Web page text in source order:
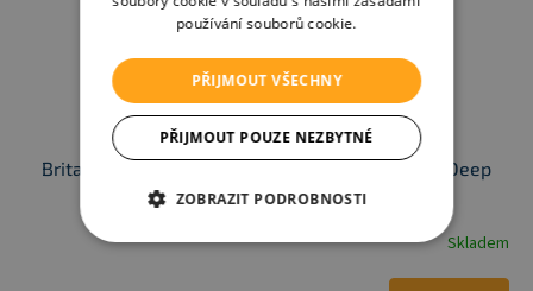
Britax Römer Autosedačka Dualfix Pro Classic, Deep
Black
Skladem
používání souborů cookie.
PŘIJMOUT VŠECHNY
PŘIJMOUT POUZE NEZBYTNÉ
ZOBRAZIT PODROBNOSTI